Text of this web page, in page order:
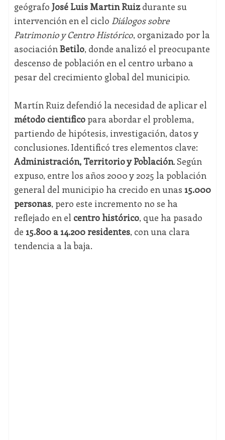
geógrafo José Luis Martín Ruizdurante su
intervención en el ciclo Diálogos sobre
Patrimonio y Centro Histórico, organizado por la
asociaciónBetilo, donde analizó el preocupante
descenso de población en el centro urbano a
pesar del crecimiento global del municipio.
Martín Ruiz defendió la necesidad de aplicar el
método científicopara abordar el problema,
partiendo de hipótesis, investigación, datos y
conclusiones. Identificó tres elementos clave:
Administración, Territorio y Población. Según
expuso, entre los años 2000 y 2025 la población
general del municipio ha crecido en unas 15.000
personas, pero este incremento no se ha
reflejado en el centro histórico, que ha pasado
de 15.800 a 14.200 residentes, con una clara
tendencia a la baja.